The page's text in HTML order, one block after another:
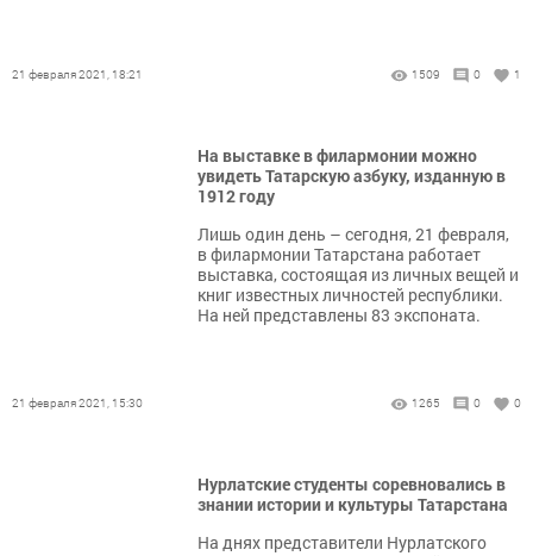
21 февраля 2021, 18:21 1509 0 1
На выставке в филармонии можно
увидеть Татарскую азбуку, изданную в
1912 году
Лишь один день – сегодня, 21 февраля,
в филармонии Татарстана работает
выставка, состоящая из личных вещей и
книг известных личностей республики.
На ней представлены 83 экспоната.
21 февраля 2021, 15:30 1265 0 0
Нурлатские студенты соревновались в
знании истории и культуры Татарстана
На днях представители Нурлатского